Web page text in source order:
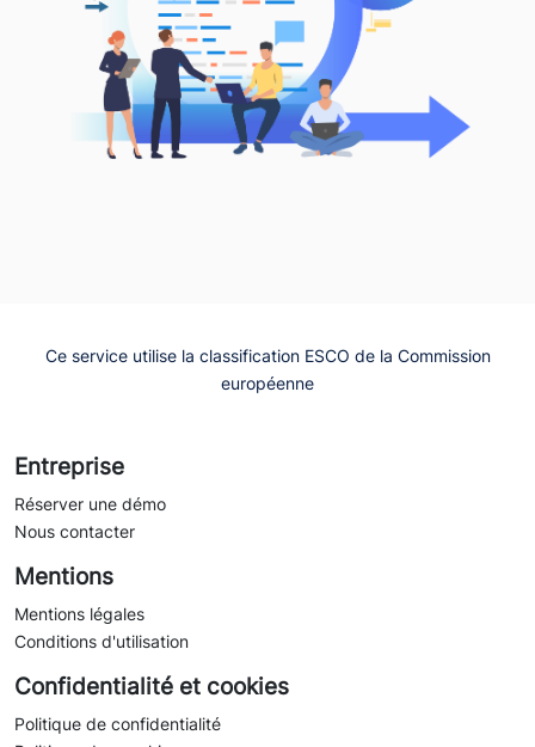
Ce service utilise la classification ESCO de la Commission
européenne
Entreprise
Réserver une démo
Nous contacter
Mentions
Mentions légales
Conditions d'utilisation
Confidentialité et cookies
Politique de confidentialité